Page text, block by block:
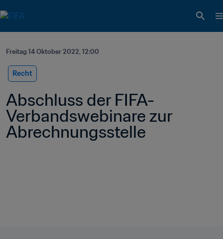
Freitag 14 Oktober 2022, 12:00
Recht
Abschluss der FIFA-
Verbandswebinare zur
Abrechnungsstelle